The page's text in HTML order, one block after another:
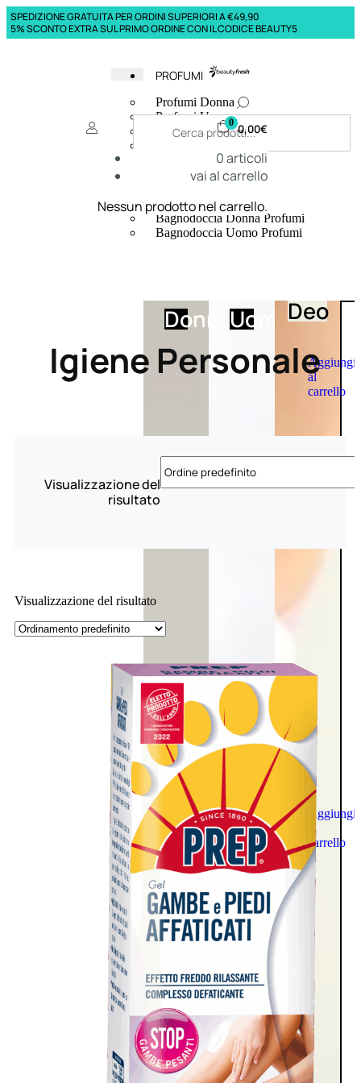
SPEDIZIONE GRATUITA PER ORDINI SUPERIORI A €49,90
5% SCONTO EXTRA SUL PRIMO ORDINE CON IL CODICE BEAUTY5
PROFUMI
Profumi Donna
Profumi Uomo
Deodoranti Donna
Corpo Donna
Corpo Uomo
Creme Mani
Bagnodoccia Donna Profumi
Bagnodoccia Uomo Profumi
DonnaUomoDeo
Aggiungi
al
carrello
Aggiungi
al
carrello
0 0,00€
0articoli
vai al carrello
Nessun prodotto nel carrello.
Igiene Personale
Visualizzazione del
risultato
Visualizzazione del risultato